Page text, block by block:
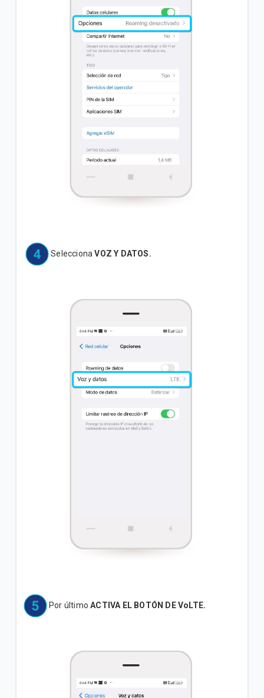
SeleccionaVOZ Y DATOS.
Por últimoACTIVA EL BOTÓN DE VoLTE.